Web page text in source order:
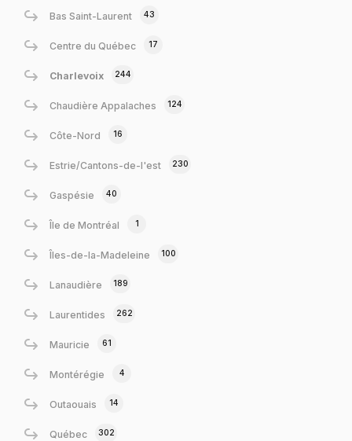
Bas Saint-Laurent 43
Centre du Québec 17
Charlevoix 244
Chaudière Appalaches 124
Côte-Nord 16
Estrie/Cantons-de-l'est 230
Gaspésie 40
Île de Montréal 1
Îles-de-la-Madeleine 100
Lanaudière 189
Laurentides 262
Mauricie 61
Montérégie 4
Outaouais 14
Québec 302